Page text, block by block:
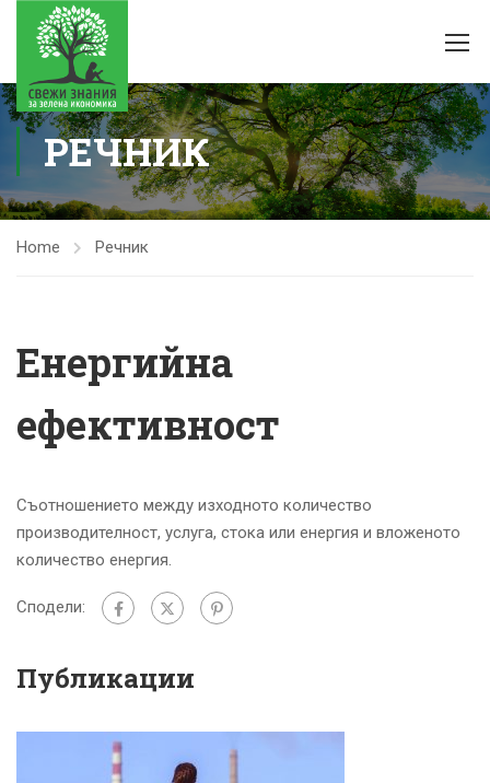
РЕЧНИК
Home Речник
Енергийна
ефективност
Съотношението между изходното количество
производителност, услуга, стока или енергия и вложеното
количество енергия.
Сподели:
Публикации